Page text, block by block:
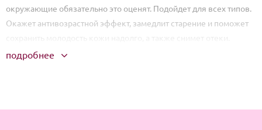
окружающие обязательно это оценят. Подойдет для всех типов.
Окажет антивозрастной эффект, замедлит старение и поможет
Способ применения: 1. Очистите кожу. 2 Извлеките патчи из
подробнее